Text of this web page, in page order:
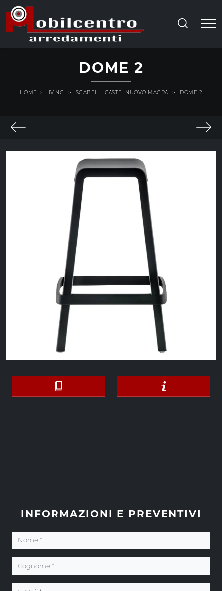
DOME 2
HOME > LIVING > SGABELLI CASTELNUOVO MAGRA > DOME 2
INFORMAZIONI E PREVENTIVI